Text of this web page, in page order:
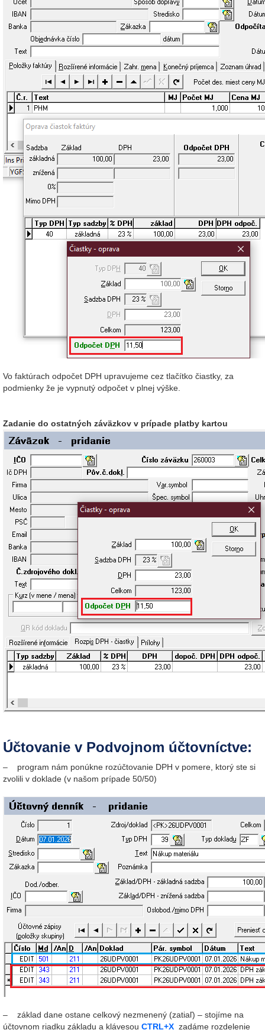
Vo faktúrach odpočet DPH upravujeme cez tlačítko čiastky, za
podmienky že je vypnutý odpočet v plnej výške.
Zadanie do ostatných záväzkov v prípade platby kartou
Účtovanie v Podvojnom účtovníctve:
– program nám ponúkne rozúčtovanie DPH v pomere, ktorý ste si
zvolili v doklade (v našom prípade 50/50)
– základ dane ostane celkový nezmenený (zatiaľ) – stojíme na
účtovnom riadku základu a klávesou CTRL+X zadáme rozdelenie